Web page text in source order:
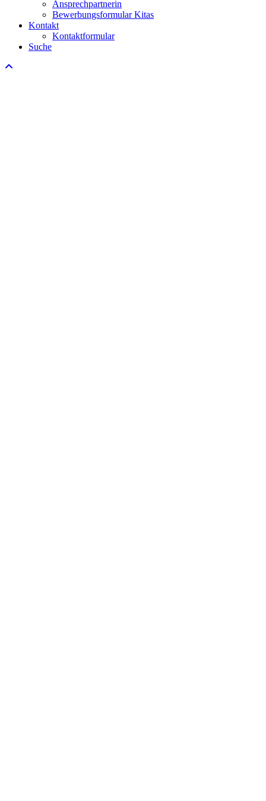
Ansprechpartnerin
Bewerbungsformular Kitas
Kontakt
Kontaktformular
Suche